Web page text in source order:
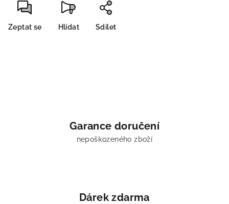
Zeptat se Hlídat Sdílet
Garance doručení
nepoškozeného zboží
Dárek zdarma